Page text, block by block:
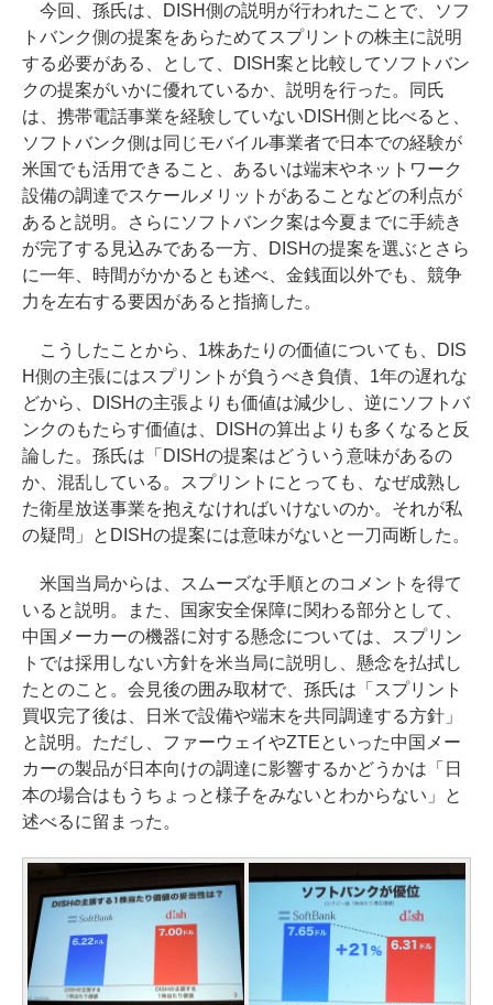
今回、孫氏は、DISH側の説明が行われたことで、ソフ
トバンク側の提案をあらためてスプリントの株主に説明
する必要がある、として、DISH案と比較してソフトバン
クの提案がいかに優れているか、説明を行った。同氏
は、携帯電話事業を経験していないDISH側と比べると、
ソフトバンク側は同じモバイル事業者で日本での経験が
米国でも活用できること、あるいは端末やネットワーク
設備の調達でスケールメリットがあることなどの利点が
あると説明。さらにソフトバンク案は今夏までに手続き
が完了する見込みである一方、DISHの提案を選ぶとさら
に一年、時間がかかるとも述べ、金銭面以外でも、競争
力を左右する要因があると指摘した。
こうしたことから、1株あたりの価値についても、DIS
H側の主張にはスプリントが負うべき負債、1年の遅れな
どから、DISHの主張よりも価値は減少し、逆にソフトバ
ンクのもたらす価値は、DISHの算出よりも多くなると反
論した。孫氏は「DISHの提案はどういう意味があるの
か、混乱している。スプリントにとっても、なぜ成熟し
た衛星放送事業を抱えなければいけないのか。それが私
の疑問」とDISHの提案には意味がないと一刀両断した。
米国当局からは、スムーズな手順とのコメントを得て
いると説明。また、国家安全保障に関わる部分として、
中国メーカーの機器に対する懸念については、スプリン
トでは採用しない方針を米当局に説明し、懸念を払拭し
たとのこと。会見後の囲み取材で、孫氏は「スプリント
買収完了後は、日米で設備や端末を共同調達する方針」
と説明。ただし、ファーウェイやZTEといった中国メー
カーの製品が日本向けの調達に影響するかどうかは「日
本の場合はもうちょっと様子をみないとわからない」と
述べるに留まった。